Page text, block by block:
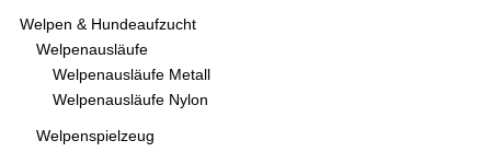
Welpen & Hundeaufzucht
Welpenausläufe
Welpenausläufe Metall
Welpenausläufe Nylon
Welpenspielzeug